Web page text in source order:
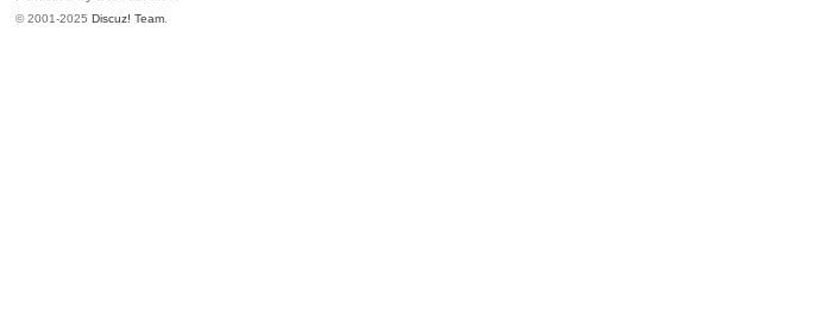
© 2001-2025Discuz! Team